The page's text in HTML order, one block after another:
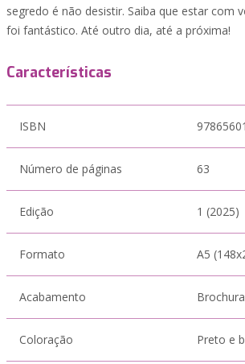
segredo é não desistir. Saiba que estar com
foi fantástico. Até outro dia, até a próxima!
Características
ISBN
Número de páginas 63
Edição 1 (2025)
Formato A5
Acabamento
Coloração Preto e